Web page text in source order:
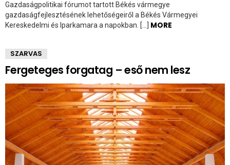
Gazdaságpolitikai fórumot tartott Békés vármegye
gazdaságfejlesztésének lehetőségeiről a Békés Vármegyei
Kereskedelmi és Iparkamara a napokban. […] MORE
SZARVAS
Fergeteges forgatag – eső nem lesz